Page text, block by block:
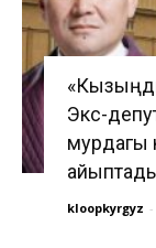
Экс-
мурдагы
kloopkyrgyz -